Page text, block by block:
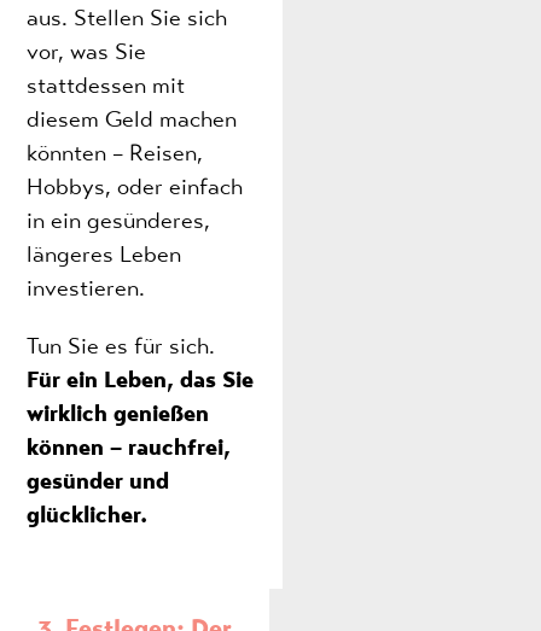
aus. Stellen Sie sich
vor, was Sie
stattdessen mit
diesem Geld machen
könnten – Reisen,
Hobbys, oder einfach
in ein gesünderes,
längeres Leben
investieren.
Tun Sie es für sich.
Für ein Leben, das Sie
wirklich genießen
können – rauchfrei,
gesünder und
glücklicher.